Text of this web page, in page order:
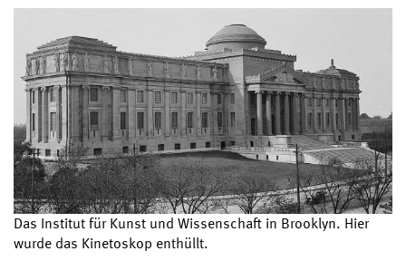
Das Institut für Kunst und Wissenschaft in Brooklyn. Hier
wurde das Kinetoskop enthüllt.